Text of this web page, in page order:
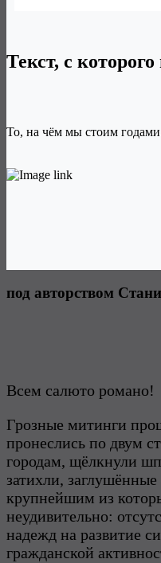
Текст, с
То, на чём мы стоим
под авторством
Всем салюто романо!
Грозные митинги
пронеслись по двум
городам, щёлкнули
затихли, заглушённые
крупнейшим из
неудивительно:
надежд на развитие
гражданской